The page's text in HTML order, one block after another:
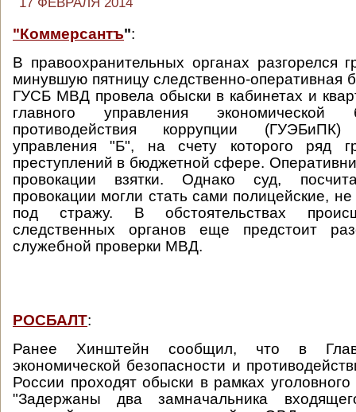
"Коммерсантъ":
В правоохранительных органах разгорелся
минувшую пятницу следственно-оперативная
ГУСБ МВД провела обыски в кабинетах и
главного управления экономической
противодействия коррупции
управления "Б", на счету которого ряд
преступлений в бюджетной сфере.
провокации взятки. Однако суд,
провокации могли стать сами полицейские,
под стражу. В обстоятельствах
следственных органов еще предстоит
служебной проверки МВД.
РОСБАЛТ:
Ранее Хинштейн сообщил, что в
экономической безопасности и
России проходят обыски в рамках
"Задержаны два замначальника